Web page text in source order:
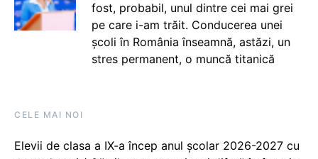
fost, probabil, unul dintre cei mai grei
pe care i-am trăit. Conducerea unei
școli în România înseamnă, astăzi, un
stres permanent, o muncă titanică
CELE MAI NOI
Elevii de clasa a IX-a încep anul școlar 2026-2027 cu